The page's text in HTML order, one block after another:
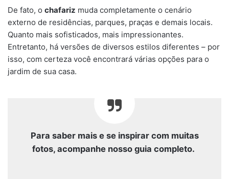
De fato, o chafariz muda completamente o cenário
externo de residências, parques, praças e demais locais.
Quanto mais sofisticados, mais impressionantes.
Entretanto, há versões de diversos estilos diferentes – por
isso, com certeza você encontrará várias opções para o
jardim de sua casa.
Para saber mais e se inspirar com muitas
fotos, acompanhe nosso guia completo.